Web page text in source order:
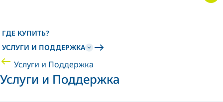
ГДЕ КУПИТЬ?
УСЛУГИ И ПОДДЕРЖКА
Услуги и Поддержка
Услуги и Поддержка